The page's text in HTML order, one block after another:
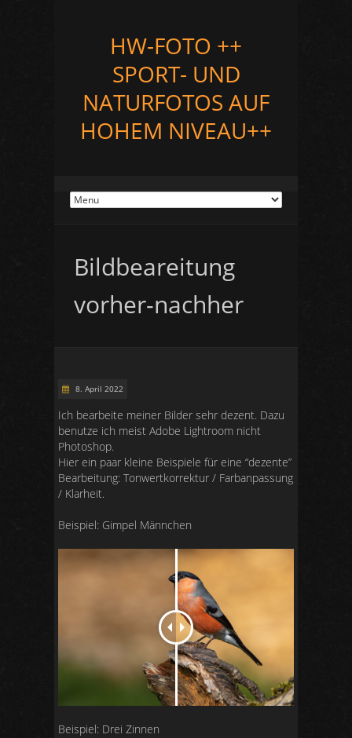
HW-FOTO ++
SPORT- UND
NATURFOTOS AUF
HOHEM NIVEAU++
Bildbeareitung
vorher-nachher
8. April 2022
Ich bearbeite meiner Bilder sehr dezent. Dazu
benutze ich meist Adobe Lightroom nicht
Photoshop.
Hier ein paar kleine Beispiele für eine “dezente”
Bearbeitung: Tonwertkorrektur / Farbanpassung
/ Klarheit.
Beispiel: Gimpel Männchen
Beispiel: Drei Zinnen